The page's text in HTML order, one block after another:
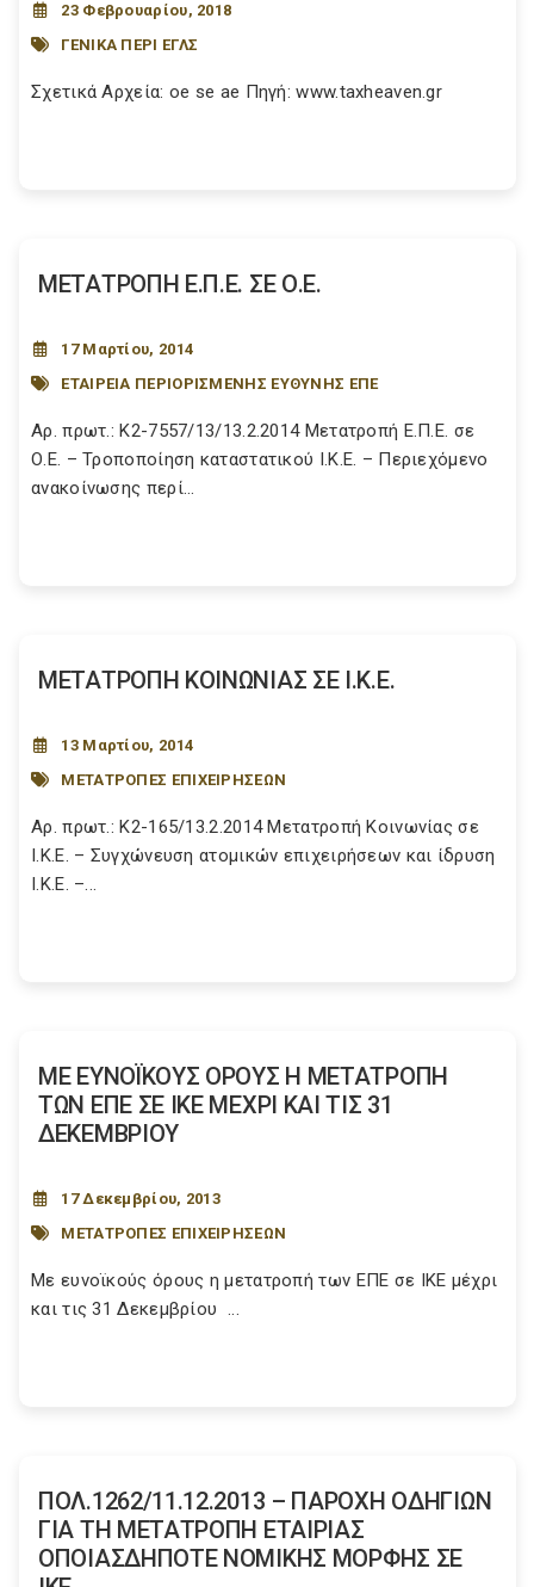
23 Φεβρουαρίου, 2018
ΓΕΝΙΚΑ ΠΕΡΙ ΕΓΛΣ
Σχετικά Αρχεία: oe se ae Πηγή: www.taxheaven.gr
ΜΕΤΑΤΡΟΠΗ Ε.Π.Ε. ΣΕ Ο.Ε.
17 Μαρτίου, 2014
ΕΤΑΙΡΕΙΑ ΠΕΡΙΟΡΙΣΜΕΝΗΣ ΕΥΘΥΝΗΣ ΕΠΕ
Αρ. πρωτ.: Κ2-7557/13/13.2.2014 Μετατροπή Ε.Π.Ε. σε
Ο.Ε. – Τροποποίηση καταστατικού Ι.Κ.Ε. – Περιεχόμενο
ανακοίνωσης περί...
ΜΕΤΑΤΡΟΠΗ ΚΟΙΝΩΝΙΑΣ ΣΕ Ι.Κ.Ε.
13 Μαρτίου, 2014
ΜΕΤΑΤΡΟΠΕΣ ΕΠΙΧΕΙΡΗΣΕΩΝ
Αρ. πρωτ.: Κ2-165/13.2.2014 Μετατροπή Κοινωνίας σε
Ι.Κ.Ε. – Συγχώνευση ατομικών επιχειρήσεων και ίδρυση
Ι.Κ.Ε. –...
ΜΕ ΕΥΝΟΪΚΟΥΣ ΟΡΟΥΣ Η ΜΕΤΑΤΡΟΠΗ
ΤΩΝ ΕΠΕ ΣΕ ΙΚΕ ΜΕΧΡΙ ΚΑΙ ΤΙΣ 31
ΔΕΚΕΜΒΡΙΟΥ
17 Δεκεμβρίου, 2013
ΜΕΤΑΤΡΟΠΕΣ ΕΠΙΧΕΙΡΗΣΕΩΝ
Με ευνοϊκούς όρους η μετατροπή των ΕΠΕ σε ΙΚΕ μέχρι
και τις 31 Δεκεμβρίου ...
ΠΟΛ.1262/11.12.2013 – ΠΑΡΟΧΗ ΟΔΗΓΙΩΝ
ΓΙΑ ΤΗ ΜΕΤΑΤΡΟΠΗ ΕΤΑΙΡΙΑΣ
ΟΠΟΙΑΣΔΗΠΟΤΕ ΝΟΜΙΚΗΣ ΜΟΡΦΗΣ ΣΕ